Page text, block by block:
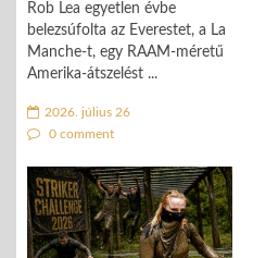
Rob Lea egyetlen évbe
belezsúfolta az Everestet, a La
Manche-t, egy RAAM-méretű
Amerika-átszelést ...
2026. július 26
0 comment